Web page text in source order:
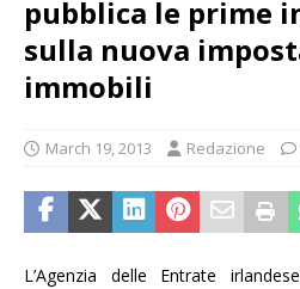
pubblica le prime
sulla nuova
immobili
March 19, 2013 Redazione
L’Agenzia delle Entrate